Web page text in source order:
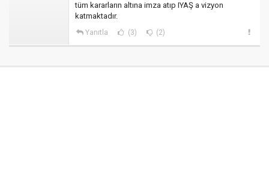
tüm kararların altına imza atıp IYAŞ a vizyon
katmaktadır.
Yanıtla (3) (2)